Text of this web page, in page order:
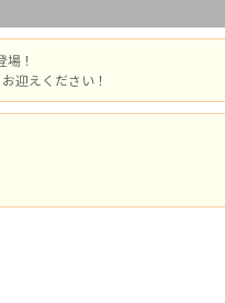
！
迎えください！